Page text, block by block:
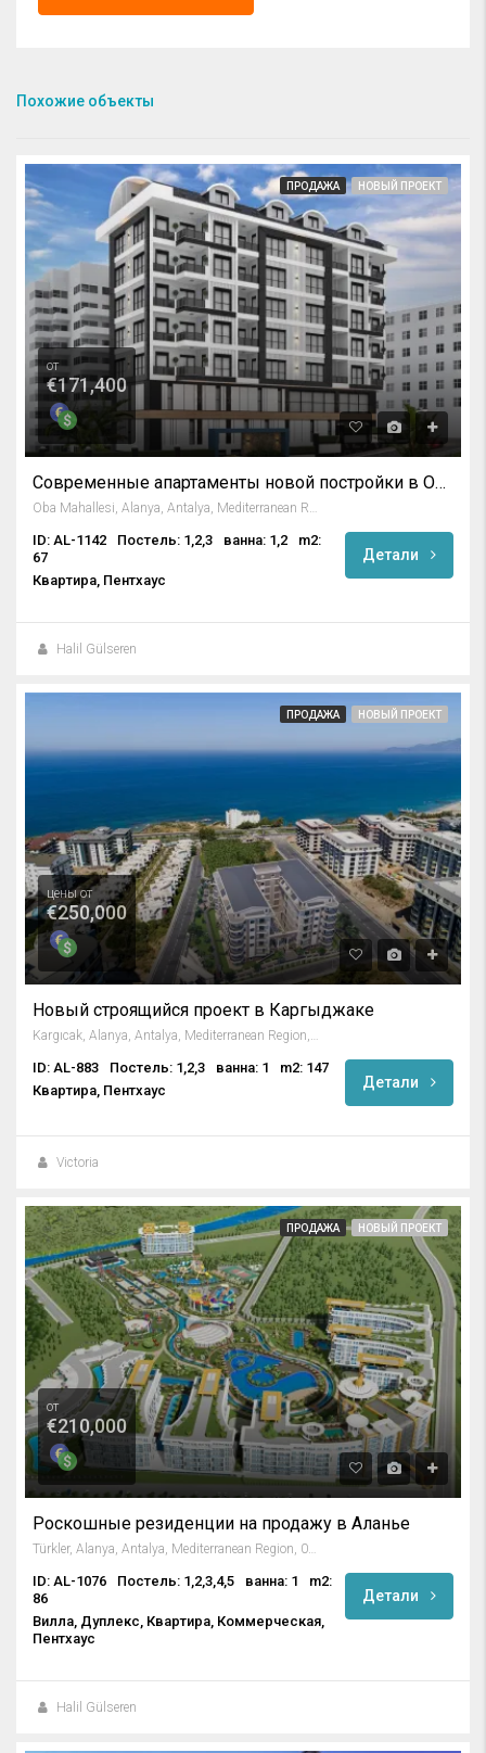
Похожие объекты
ПРОДАЖА НОВЫЙ ПРОЕКТ
от
€171,400
Современные апартаменты новой постройки в Оба Аланья
ID: AL-1142 Постель: 1,2,3 ванна: 1,2
m2:
67
Квартира, Пентхаус
Детали
Halil Gülseren
ПРОДАЖА НОВЫЙ ПРОЕКТ
цены от
€250,000
Новый строящийся проект в Каргыджаке
Kargıcak, Alanya, Antalya, Mediterranean Region, 07435, Turkey
ID: AL-883 Постель: 1,2,3 ванна: 1
m2: 147
Квартира, Пентхаус
Детали
Victoria
ПРОДАЖА НОВЫЙ ПРОЕКТ
от
€210,000
Роскошные резиденции на продажу в Аланье
Türkler, Alanya, Antalya, Mediterranean Region, 07410, Turkey
ID: AL-1076 Постель: 1,2,3,4,5 ванна: 1
m2:
86
Вилла, Дуплекс, Квартира, Коммерческая,
Пентхаус
Детали
Halil Gülseren